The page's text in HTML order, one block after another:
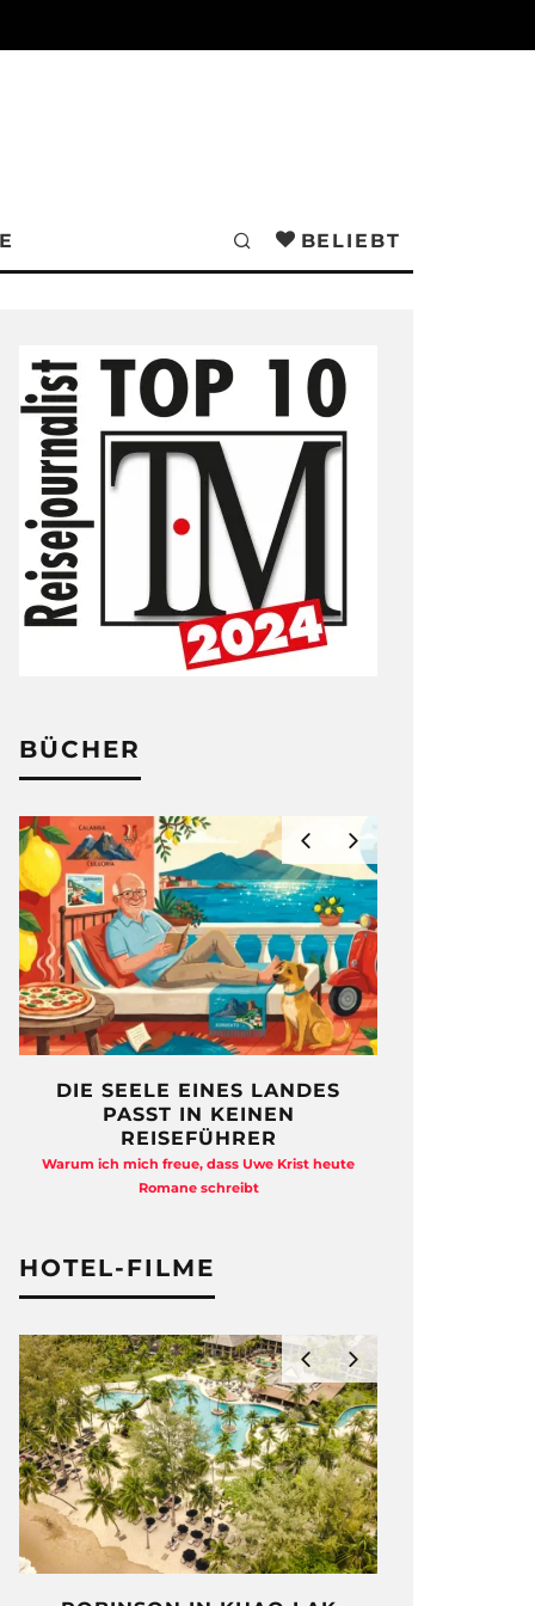
BELIEBT
BÜCHER
DIE SEELE EINES LANDES
PASST IN KEINEN
REISEFÜHRER
Warum ich mich freue, dass Uwe Krist heute
Romane schreibt
HOTEL-FILME